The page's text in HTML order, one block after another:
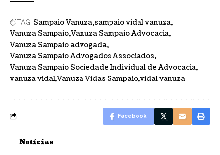
TAG: Sampaio Vanuza sampaio vidal vanuza
Vanuza Sampaio Vanuza Sampaio Advocacia
Vanuza Sampaio advogada
Vanuza Sampaio Advogados Associados
Vanuza Sampaio Sociedade Individual de Advocacia
vanuza vidal Vanuza Vidas Sampaio vidal vanuza
Facebook
Notícias